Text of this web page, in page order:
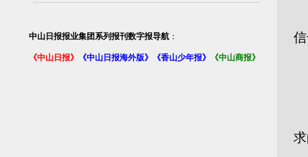
中山日报报业集团系列报刊数字报导航 ：
《中山日报》 《中山日报海外版》 《香山少年报》 《中山商报》